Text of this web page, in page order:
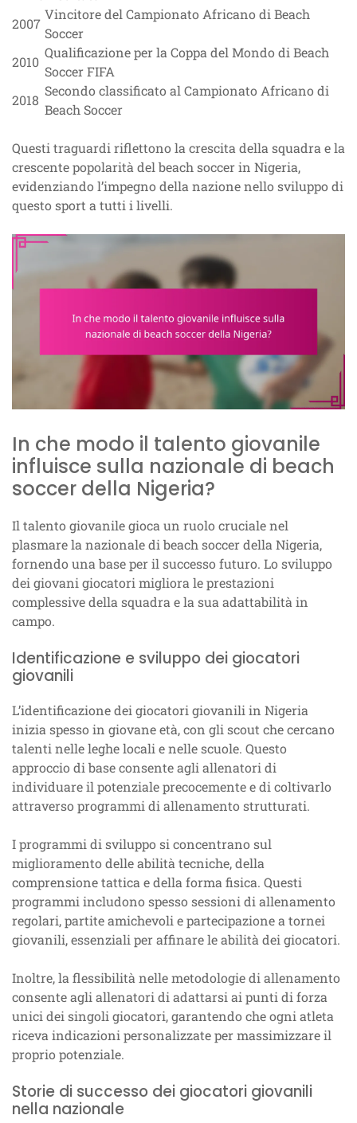
2007
Vincitore del Campionato Africano di Beach
Soccer
2010
Qualificazione per la Coppa del Mondo di Beach
Soccer FIFA
2018
Secondo classificato al Campionato Africano di
Beach Soccer
Questi traguardi riflettono la crescita della squadra e la
crescente popolarità del beach soccer in Nigeria,
evidenziando l’impegno della nazione nello sviluppo di
questo sport a tutti i livelli.
In che modo il talento giovanile
influisce sulla nazionale di beach
soccer della Nigeria?
Il talento giovanile gioca un ruolo cruciale nel
plasmare la nazionale di beach soccer della Nigeria,
fornendo una base per il successo futuro. Lo sviluppo
dei giovani giocatori migliora le prestazioni
complessive della squadra e la sua adattabilità in
campo.
Identificazione e sviluppo dei giocatori
giovanili
L’identificazione dei giocatori giovanili in Nigeria
inizia spesso in giovane età, con gli scout che cercano
talenti nelle leghe locali e nelle scuole. Questo
approccio di base consente agli allenatori di
individuare il potenziale precocemente e di coltivarlo
attraverso programmi di allenamento strutturati.
I programmi di sviluppo si concentrano sul
miglioramento delle abilità tecniche, della
comprensione tattica e della forma fisica. Questi
programmi includono spesso sessioni di allenamento
regolari, partite amichevoli e partecipazione a tornei
giovanili, essenziali per affinare le abilità dei giocatori.
Inoltre, la flessibilità nelle metodologie di allenamento
consente agli allenatori di adattarsi ai punti di forza
unici dei singoli giocatori, garantendo che ogni atleta
riceva indicazioni personalizzate per massimizzare il
proprio potenziale.
Storie di successo dei giocatori giovanili
nella nazionale